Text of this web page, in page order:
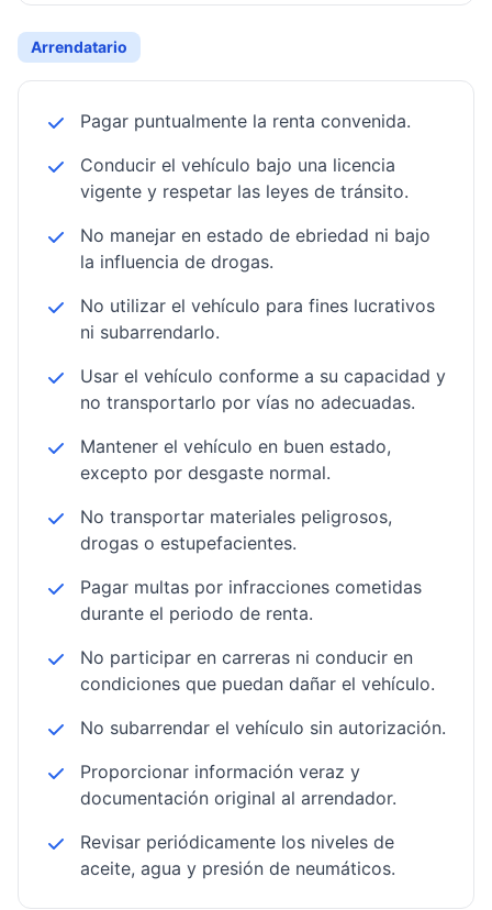
Arrendatario
Pagar puntualmente la renta convenida.
Conducir el vehículo bajo una licencia
vigente y respetar las leyes de tránsito.
No manejar en estado de ebriedad ni bajo
la influencia de drogas.
No utilizar el vehículo para fines lucrativos
ni subarrendarlo.
Usar el vehículo conforme a su capacidad y
no transportarlo por vías no adecuadas.
Mantener el vehículo en buen estado,
excepto por desgaste normal.
No transportar materiales peligrosos,
drogas o estupefacientes.
Pagar multas por infracciones cometidas
durante el periodo de renta.
No participar en carreras ni conducir en
condiciones que puedan dañar el vehículo.
No subarrendar el vehículo sin autorización.
Proporcionar información veraz y
documentación original al arrendador.
Revisar periódicamente los niveles de
aceite, agua y presión de neumáticos.